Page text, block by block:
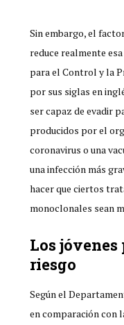
Sin embargo, el
reduce realmente
para el Control y la
por sus siglas en
ser capaz de evadir
producidos por el
coronavirus o una
una infección más
hacer que ciertos
monoclonales sean
Los jóvenes
riesgo
Según el
en comparación con